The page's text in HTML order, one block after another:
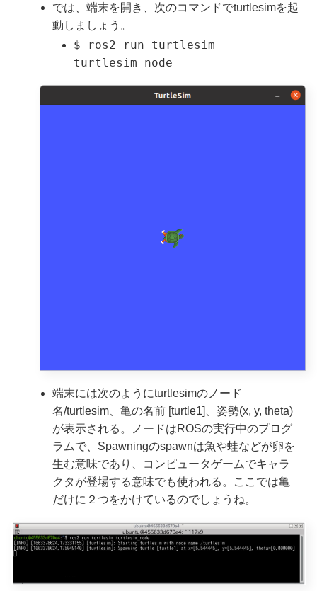
では、端末を開き、次のコマンドでturtlesimを起
動しましょう。
$ ros2 run turtlesim
turtlesim_node
端末には次のようにturtlesimのノード
名/turtlesim、亀の名前 [turtle1]、姿勢(x, y, theta)
が表示される。ノードはROSの実行中のプログ
ラムで、Spawningのspawnは魚や蛙などが卵を
生む意味であり、コンピュータゲームでキャラ
クタが登場する意味でも使われる。ここでは亀
だけに２つをかけているのでしょうね。